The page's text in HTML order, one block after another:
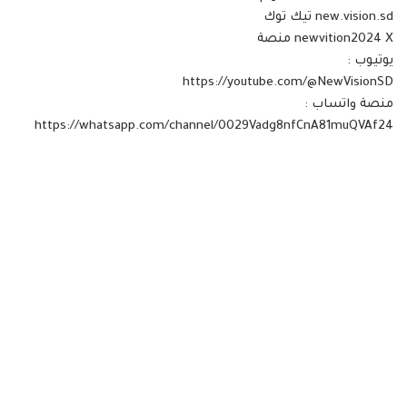
new.vision.sd تيك توك
newvition2024 X منصة
يوتيوب :
https://youtube.com/@NewVisionSD
منصة واتساب :
https://whatsapp.com/channel/0029Vadg8nfCnA81muQVAf24